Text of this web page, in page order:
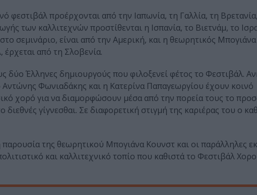
φεστιβάλ προέρχονται από την Ιαπωνία, τη Γαλλία, τη
των καλλιτεχνών προστίθενται η Ισπανία, το Βιετνάμ, το
σεμινάριο, είναι από την Αμερική, και η θεωρητικός
από τη Σλοβενία.
δύο Έλληνες δημιουργούς που φιλοξενεί φέτος το Φεστιβάλ.
Φωνιαδάκης και η Κατερίνα Παπαγεωργίου έχουν κοινό
χορό για να διαμορφώσουν μέσα από την πορεία τους το
γίγνεσθαι. Σε διαφορετική στιγμή της καριέρας του ο
της θεωρητικού Μπογιάνα Κουνστ και οι παράλληλες
και καλλιτεχνικό τοπίο που καθιστά το Φεστιβάλ